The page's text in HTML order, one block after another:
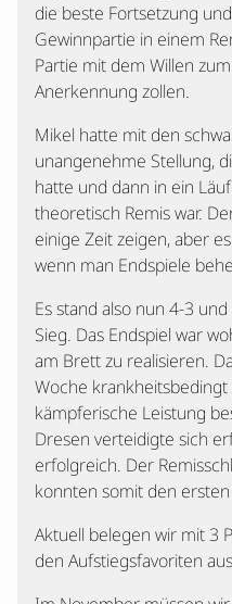
die beste Fortsetzung
Gewinnpartie in einem
Partie mit dem Willen
Anerkennung zollen.
Mikel hatte mit den
unangenehme Stellung,
hatte und dann in ein
theoretisch Remis war.
einige Zeit zeigen, aber
wenn man Endspiele
Es stand also nun 4-3
Sieg. Das Endspiel war
am Brett zu realisieren.
Woche krankheitsbedingt
kämpferische Leistung
Dresen verteidigte sich
erfolgreich. Der
konnten somit den
Aktuell belegen wir mit 3
den Aufstiegsfavoriten